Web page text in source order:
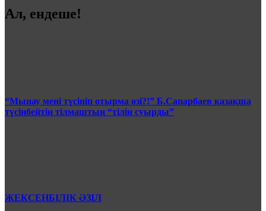
Ал, ендеше!
“Мынау мені түсініп отырма өзі?!” Б.Сапарбаев қазақша
түсінбейтін тілмаштың “тілін суырды”
ЖЕКСЕНБІЛІК ӘЗІЛ